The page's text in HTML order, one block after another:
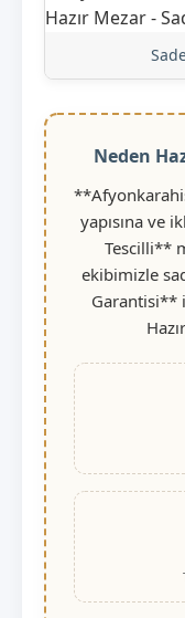
Neden
yapısına ve
Tescilli**
ekibimizle
Garantisi**